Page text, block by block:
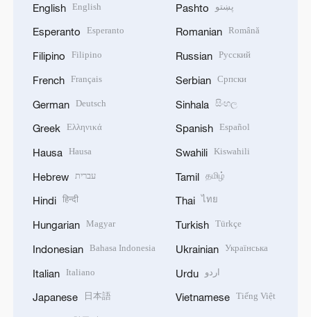
English English
Esperanto Esperanto
Filipino Filipino
French Français
German Deutsch
Greek Ελληνικά
Hausa Hausa
Hebrew עברית
Hindi हिन्दी
Hungarian Magyar
Indonesian Bahasa Indonesia
Italian Italiano
Japanese 日本語
Pashto پښتو
Romanian Română
Russian Русский
Serbian Српски
Sinhala සිංහල
Spanish Español
Swahili Kiswahili
Tamil தமிழ்
Thai ไทย
Turkish Türkçe
Ukrainian Українська
Urdu اردو
Vietnamese Tiếng Việt